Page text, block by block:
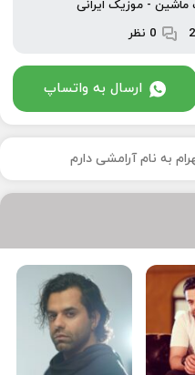
ماشین -موزیک ایرانی
0 نظر
ارسال به واتساپ
به نام آرامشی دارم